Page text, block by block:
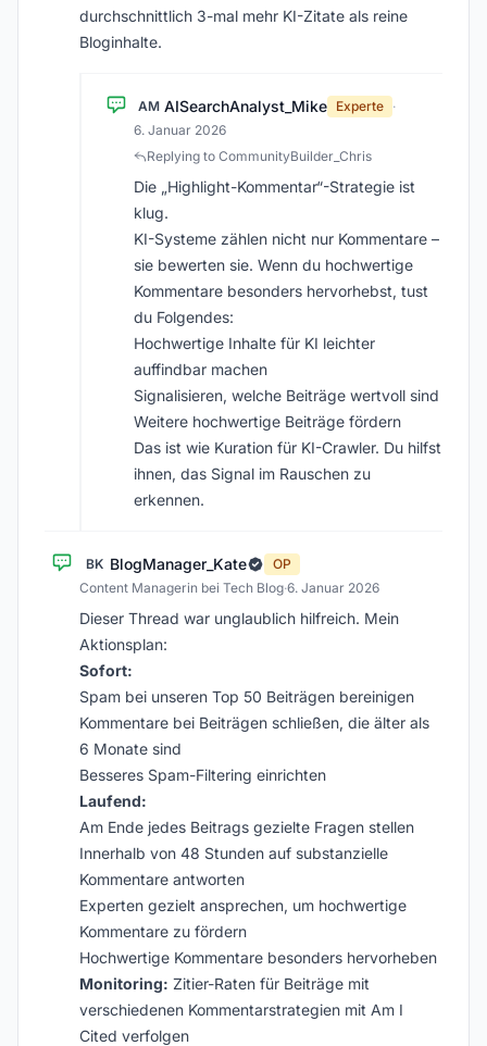
durchschnittlich 3-mal mehr KI-Zitate als reine
Bloginhalte.
AM AISearchAnalyst_Mike Experte ·
6. Januar 2026
Replying to CommunityBuilder_Chris
Die „Highlight-Kommentar“-Strategie ist
klug.
KI-Systeme zählen nicht nur Kommentare –
sie bewerten sie. Wenn du hochwertige
Kommentare besonders hervorhebst, tust
du Folgendes:
Hochwertige Inhalte für KI leichter
auffindbar machen
Signalisieren, welche Beiträge wertvoll sind
Weitere hochwertige Beiträge fördern
Das ist wie Kuration für KI-Crawler. Du hilfst
ihnen, das Signal im Rauschen zu
erkennen.
BK BlogManager_Kate
OP
Content Managerin bei Tech Blog·6. Januar 2026
Dieser Thread war unglaublich hilfreich. Mein
Aktionsplan:
Sofort:
Spam bei unseren Top 50 Beiträgen bereinigen
Kommentare bei Beiträgen schließen, die älter als
6 Monate sind
Besseres Spam-Filtering einrichten
Laufend:
Am Ende jedes Beitrags gezielte Fragen stellen
Innerhalb von 48 Stunden auf substanzielle
Kommentare antworten
Experten gezielt ansprechen, um hochwertige
Kommentare zu fördern
Hochwertige Kommentare besonders hervorheben
Monitoring: Zitier-Raten für Beiträge mit
verschiedenen Kommentarstrategien mit Am I
Cited verfolgen